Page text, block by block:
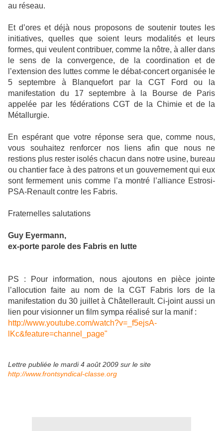
au réseau.
Et d’ores et déjà nous proposons de soutenir toutes les
initiatives, quelles que soient leurs modalités et leurs
formes, qui veulent contribuer, comme la nôtre, à aller dans
le sens de la convergence, de la coordination et de
l’extension des luttes comme le débat-concert organisée le
5 septembre à Blanquefort par la CGT Ford ou la
manifestation du 17 septembre à la Bourse de Paris
appelée par les fédérations CGT de la Chimie et de la
Métallurgie.
En espérant que votre réponse sera que, comme nous,
vous souhaitez renforcer nos liens afin que nous ne
restions plus rester isolés chacun dans notre usine, bureau
ou chantier face à des patrons et un gouvernement qui eux
sont fermement unis comme l’a montré l’alliance Estrosi-
PSA-Renault contre les Fabris.
Fraternelles salutations
Guy Eyermann,
ex-porte parole des Fabris en lutte
PS : Pour information, nous ajoutons en pièce jointe
l’allocution faite au nom de la CGT Fabris lors de la
manifestation du 30 juillet à Châtellerault. Ci-joint aussi un
lien pour visionner un film sympa réalisé sur la manif :
http://www.youtube.com/watch?v=_f5ejsA-
lKc&feature=channel_page"
Lettre publiée le mardi 4 août 2009 sur le site
http://www.frontsyndical-classe.org